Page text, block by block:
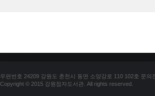
우편번호 24209 강원도 춘천시 동면 소양강로 110 102호 문
Copyright © 2015 강원점자도서관. All rights reserved.